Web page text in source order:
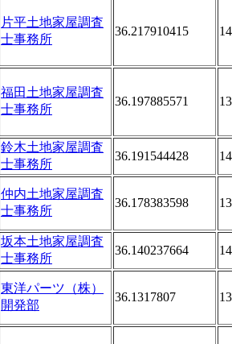
片平土地家屋調査
士事務所
36.217910415
福田土地家屋調査
士事務所
36.197885571
鈴木土地家屋調査
士事務所
36.191544428
仲内土地家屋調査
士事務所
36.178383598
坂本土地家屋調査
士事務所
36.140237664
東洋パーツ（株）
開発部
36.1317807